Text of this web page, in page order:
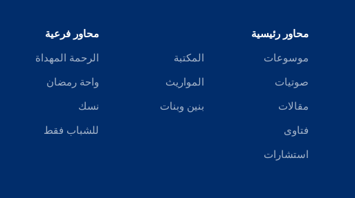
محاور رئيسية
موسوعات
صوتيات
مقالات
فتاوى
استشارات
المكتبة
المواريث
بنين وبنات
محاور فرعية
الرحمة المهداة
واحة رمضان
نسك
للشباب فقط